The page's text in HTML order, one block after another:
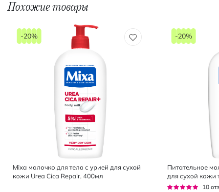
Похожие товары
Mixa молочко для тела с урией для сухой
кожи Urea Cica Repair, 400мл
-20%
Питательное
для сухой кожи
Рейтинг:
10
-20%